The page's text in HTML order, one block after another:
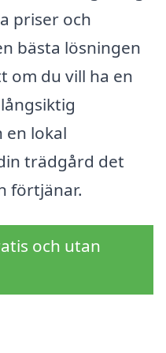
priser och
bästa lösningen
om du vill ha en
en lokal
trädgård det
förtjänar.
och utan